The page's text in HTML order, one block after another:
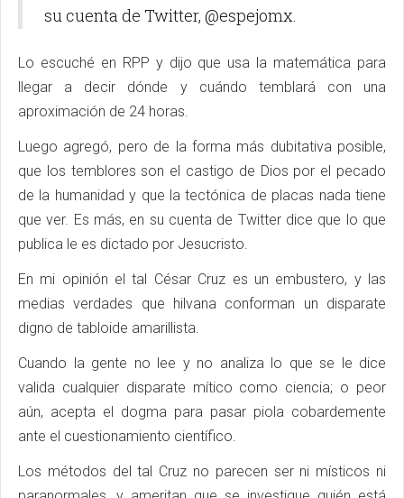
su cuenta de Twitter, @espejomx.
Lo escuché en RPP y dijo que usa la matemática para
llegar a decir dónde y cuándo temblará con una
aproximación de 24 horas.
Luego agregó, pero de la forma más dubitativa posible,
que los temblores son el castigo de Dios por el pecado
de la humanidad y que la tectónica de placas nada tiene
que ver. Es más, en su cuenta de Twitter dice que lo que
publica le es dictado por Jesucristo.
En mi opinión el tal César Cruz es un embustero, y las
medias verdades que hilvana conforman un disparate
digno de tabloide amarillista.
Cuando la gente no lee y no analiza lo que se le dice
valida cualquier disparate mítico como ciencia; o peor
aún, acepta el dogma para pasar piola cobardemente
ante el cuestionamiento científico.
Los métodos del tal Cruz no parecen ser ni místicos ni